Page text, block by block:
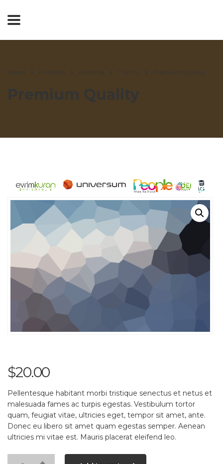
$20.00
Pellentesque habitant morbi tristique senectus et netus et
malesuada fames ac turpis egestas. Vestibulum tortor
quam, feugiat vitae, ultricies eget, tempor sit amet, ante.
Donec eu libero sit amet quam egestas semper. Aenean
ultricies mi vitae est. Mauris placerat eleifend leo.